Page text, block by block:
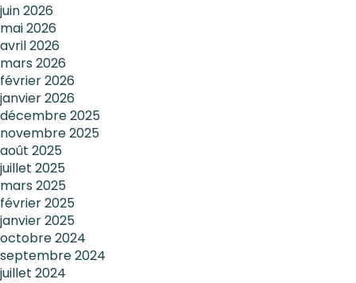
juin 2026
mai 2026
avril 2026
mars 2026
février 2026
janvier 2026
décembre 2025
novembre 2025
août 2025
juillet 2025
mars 2025
février 2025
janvier 2025
octobre 2024
septembre 2024
juillet 2024